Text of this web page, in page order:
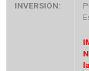
INVERSIÓN: